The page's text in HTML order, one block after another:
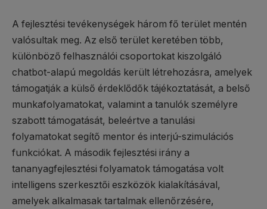
A fejlesztési tevékenységek három fő terület mentén
valósultak meg. Az első terület keretében több,
különböző felhasználói csoportokat kiszolgáló
chatbot-alapú megoldás került létrehozásra, amelyek
támogatják a külső érdeklődők tájékoztatását, a belső
munkafolyamatokat, valamint a tanulók személyre
szabott támogatását, beleértve a tanulási
folyamatokat segítő mentor és interjú-szimulációs
funkciókat. A második fejlesztési irány a
tananyagfejlesztési folyamatok támogatása volt
intelligens szerkesztői eszközök kialakításával,
amelyek alkalmasak tartalmak ellenőrzésére,